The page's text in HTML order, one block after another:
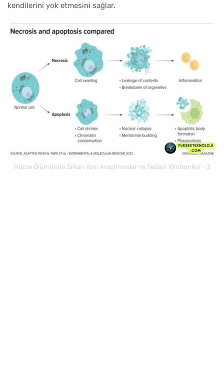
kendilerini yok etmesini sağlar.
Hücre Ölümünün Sırları Yeni Araştırmalar ve Tedavi Yöntemleri - 3